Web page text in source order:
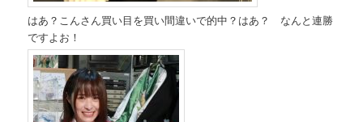
はあ？こんさん買い目を買い間違いで的中？はあ？ なんと連勝
ですよお！